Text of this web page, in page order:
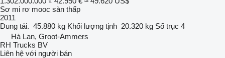
Sơ mi rơ mooc sàn thấp
2011
Dung tải. 45.880 kg Khối lượng tịnh 20.320 kg Số trục 4
Hà Lan, Groot-Ammers
RH Trucks BV
Liên hệ với người bán